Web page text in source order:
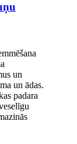
un
un ādas.
padara